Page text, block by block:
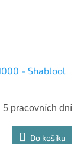
- Shablool
5 pracovních dní
Do košíku